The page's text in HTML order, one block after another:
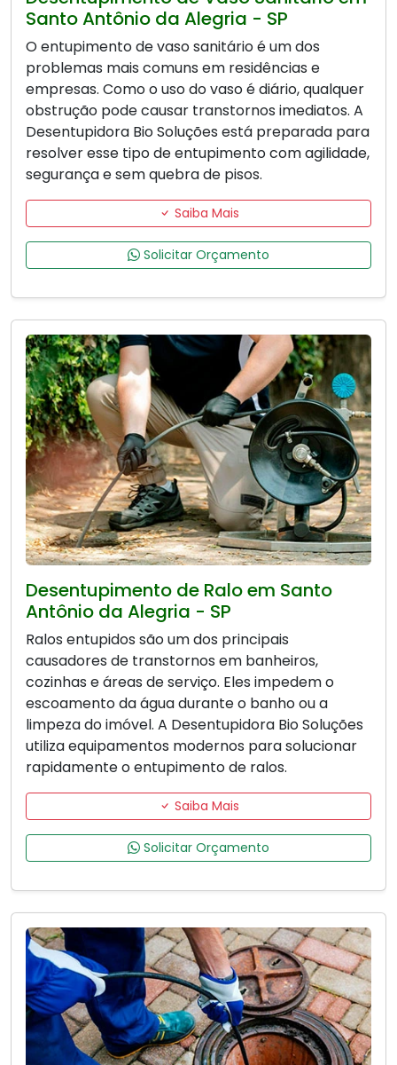
Santo Antônio da Alegria - SP
O entupimento de vaso sanitário é um dos
problemas mais comuns em residências e
empresas. Como o uso do vaso é diário, qualquer
obstrução pode causar transtornos imediatos. A
Desentupidora Bio Soluções está preparada para
resolver esse tipo de entupimento com agilidade,
segurança e sem quebra de pisos.
Saiba Mais
Solicitar Orçamento
Desentupimento de Ralo em Santo
Antônio da Alegria - SP
Ralos entupidos são um dos principais
causadores de transtornos em banheiros,
cozinhas e áreas de serviço. Eles impedem o
escoamento da água durante o banho ou a
limpeza do imóvel. A Desentupidora Bio Soluções
utiliza equipamentos modernos para solucionar
rapidamente o entupimento de ralos.
Saiba Mais
Solicitar Orçamento